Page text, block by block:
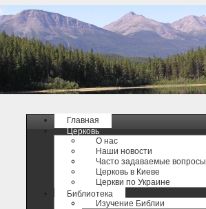
Главная
Церковь
О нас
Наши новости
Часто задаваемые вопросы
Церковь в Киеве
Церкви по Украине
Библиотека
Изучение Библии